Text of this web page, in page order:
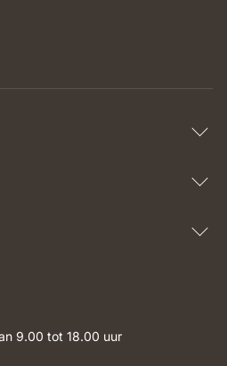
9.00 tot 18.00 uur